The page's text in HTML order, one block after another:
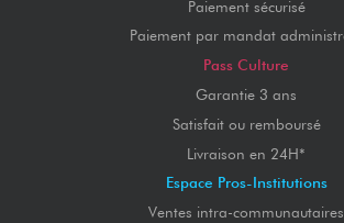
Paiement sécurisé
Paiement par mandat
Pass Culture
Garantie 3 ans
Satisfait ou remboursé
Livraison en 24H*
Espace Pros-Institutions
Ventes intra-communautaires